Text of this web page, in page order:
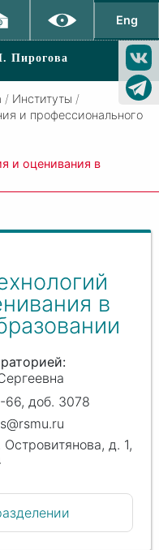
Eng
Пирогова
/ Институты /
и профессионального
и оценивания в
в
доб. 3078
Островитянова, д. 1,